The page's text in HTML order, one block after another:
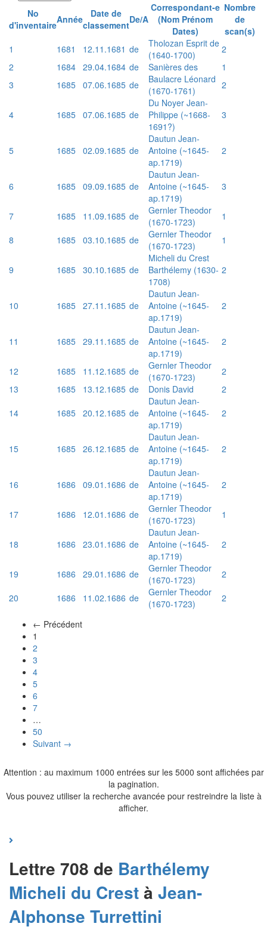
No
d'inventaireAnnée
Date de
classementDe/A
Correspondant-e
(Nom Prénom
Dates)
Nombre
de
scan(s)
1
1681 12.11.1681 de
Tholozan Esprit de
(1640-1700)
2
2
1684 29.04.1684 de Sanières des
1
3
1685 07.06.1685 de
Baulacre Léonard
(1670-1761)
2
4 1685 07.06.1685 de
Du Noyer Jean-
Philippe (~1668-
1691?)
3
5 1685 02.09.1685 de
Dautun Jean-
Antoine (~1645-
ap.1719)
2
6 1685 09.09.1685 de
Dautun Jean-
Antoine (~1645-
ap.1719)
3
7 1685 11.09.1685 de
Gernler Theodor
(1670-1723)
1
8
1685 03.10.1685 de
Gernler Theodor
(1670-1723)
1
9 1685 30.10.1685 de
Micheli du Crest
Barthélemy (1630-
1708)
2
10 1685 27.11.1685 de
Dautun Jean-
Antoine (~1645-
ap.1719)
2
11 1685 29.11.1685 de
Dautun Jean-
Antoine (~1645-
ap.1719)
2
12 1685 11.12.1685 de
Gernler Theodor
(1670-1723)
2
13
1685 13.12.1685 de Donis David
2
14
1685 20.12.1685 de
Dautun Jean-
Antoine (~1645-
ap.1719)
2
15 1685 26.12.1685 de
Dautun Jean-
Antoine (~1645-
ap.1719)
2
16 1686 09.01.1686 de
Dautun Jean-
Antoine (~1645-
ap.1719)
2
17 1686 12.01.1686 de
Gernler Theodor
(1670-1723)
1
18 1686 23.01.1686 de
Dautun Jean-
Antoine (~1645-
ap.1719)
2
19 1686 29.01.1686 de
Gernler Theodor
(1670-1723)
2
20
1686 11.02.1686 de
Gernler Theodor
(1670-1723)
2
← Précédent
1
2
3
4
5
6
7
…
50
Suivant →
Attention : au maximum 1000 entrées sur les 5000 sont affichées par
la pagination.
Vous pouvez utiliser la recherche avancée pour restreindre la liste à
afficher.
Lettre 708 de Barthélemy
Micheli du Crestà Jean-
Alphonse Turrettini